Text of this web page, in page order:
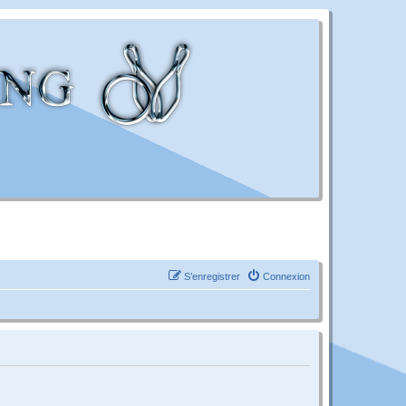
Connexion
S’enregistrer